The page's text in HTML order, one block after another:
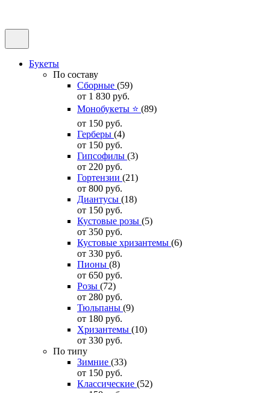
Букеты
По составу
Сборные (59)
от 1 830 руб.
Монобукеты ⭐ (89)
от 150 руб.
Герберы (4)
от 150 руб.
Гипсофилы (3)
от 220 руб.
Гортензии (21)
от 800 руб.
Диантусы (18)
от 150 руб.
Кустовые розы (5)
от 350 руб.
Кустовые хризантемы (6)
от 330 руб.
Пионы (8)
от 650 руб.
Розы (72)
от 280 руб.
Тюльпаны (9)
от 180 руб.
Хризантемы (10)
от 330 руб.
По типу
Зимние (33)
от 150 руб.
Классические (52)